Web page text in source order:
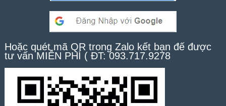
Hoặc quét mã QR trong Zalo kết bạn để được
tư vấn MIỄN PHÍ ( ĐT: 093.717.9278